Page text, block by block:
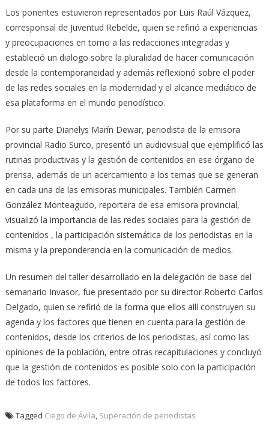
Los ponentes estuvieron representados por Luis Raúl Vázquez,
corresponsal de Juventud Rebelde, quien se refirió a experiencias
y preocupaciones en torno a las redacciones integradas y
estableció un dialogo sobre la pluralidad de hacer comunicación
desde la contemporaneidad y además reflexionó sobre el poder
de las redes sociales en la modernidad y el alcance mediático de
esa plataforma en el mundo periodístico.
Por su parte Dianelys Marín Dewar, periodista de la emisora
provincial Radio Surco, presentó un audiovisual que ejemplificó las
rutinas productivas y la gestión de contenidos en ese órgano de
prensa, además de un acercamiento a los temas que se generan
en cada una de las emisoras municipales. También Carmen
González Monteagudo, reportera de esa emisora provincial,
visualizó la importancia de las redes sociales para la gestión de
contenidos , la participación sistemática de los periodistas en la
misma y la preponderancia en la comunicación de medios.
Un resumen del taller desarrollado en la delegación de base del
semanario Invasor, fue presentado por su director Roberto Carlos
Delgado, quien se refirió de la forma que ellos allí construyen su
agenda y los factores que tienen en cuenta para la gestión de
contenidos, desde los criterios de los periodistas, así como las
opiniones de la población, entre otras recapitulaciones y concluyó
que la gestión de contenidos es posible solo con la participación
de todos los factores.
Tagged Ciego de Ávila, Superación de periodistas